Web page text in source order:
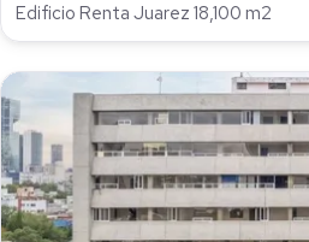
Edificio Renta Juarez 18,100 m2